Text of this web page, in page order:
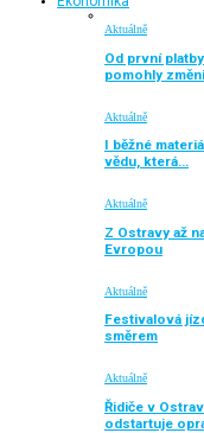
Aktuálně
Od první
pomohly
Aktuálně
I běžné
vědu, která…
Aktuálně
Z Ostravy až
Evropou
Aktuálně
Festivalová
směrem
Aktuálně
Řidiče v
odstartuje